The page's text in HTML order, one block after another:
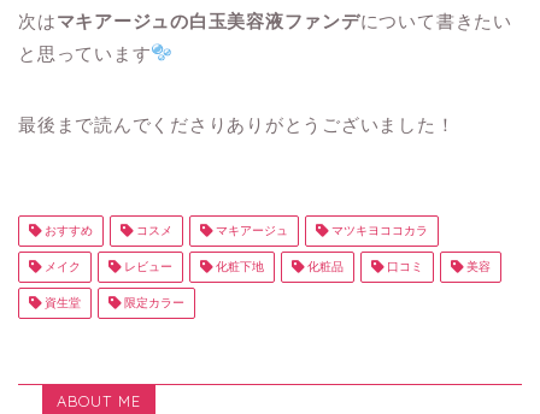
次はマキアージュの白玉美容液ファンデについて書きたい
と思っています
最後まで読んでくださりありがとうございました！
おすすめ コスメ マキアージュ マツキヨココカラ
メイク レビュー 化粧下地 化粧品 口コミ 美容
資生堂 限定カラー
ABOUT ME